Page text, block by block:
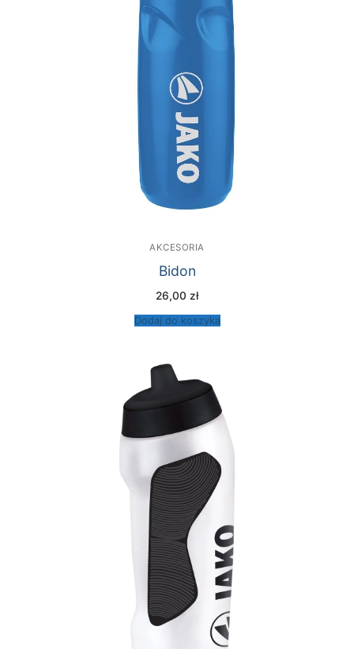
AKCESORIA
Bidon
26,00 zł
Dodaj do koszyka